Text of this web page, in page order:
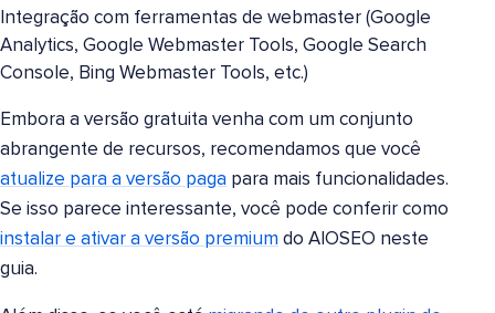
Integração com ferramentas de webmaster (Google
Analytics, Google Webmaster Tools, Google Search
Console, Bing Webmaster Tools, etc.)
Embora a versão gratuita venha com um conjunto
abrangente de recursos, recomendamos que você
atualize para a versão paga para mais funcionalidades.
Se isso parece interessante, você pode conferir como
instalar e ativar a versão premium do AIOSEO neste
guia.